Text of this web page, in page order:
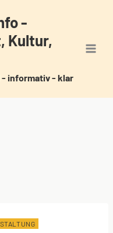
-
Kultur,
informativ - klar